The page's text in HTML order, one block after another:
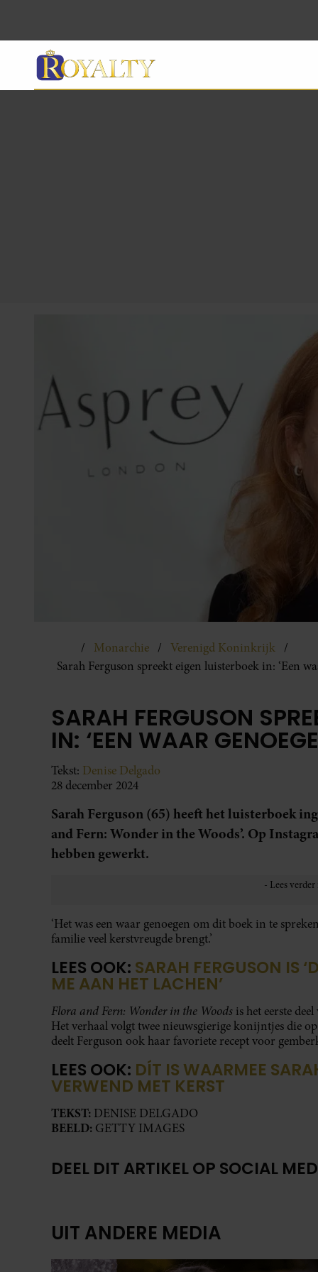
Monarchie
Verenigd Koninkrijk
Sarah Ferguson spreekt eigen luisterboek in: ‘Een
SARAH FERGUSON
IN: ‘EEN WAAR
Tekst: Denise Delgado
28 december 2024
Sarah Ferguson (65) heeft het luisterboek
and Fern: Wonder in the Woods’. Op
hebben gewerkt.
‘Het was een waar genoegen om dit boek in te
familie veel kerstvreugde brengt.’
LEES OOK: SARAH FERGUSON IS
ME AAN HET LACHEN’
Flora and Fern: Wonder in the Woods is het eerste
Het verhaal volgt twee nieuwsgierige konijntjes die
deelt Ferguson ook haar favoriete recept voor
LEES OOK: DÍT IS WAARMEE
VERWEND MET KERST
TEKST: DENISE DELGADO
BEELD: GETTY IMAGES
DEEL DIT ARTIKEL OP SOCIAL
UIT ANDERE MEDIA